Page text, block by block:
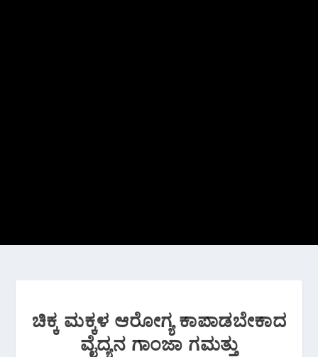
ಚಿಕ್ಕ ಮಕ್ಕಳ ಆರೋಗ್ಯ ಕಾಪಾಡಬೇಕಾದ
ವೈದ್ಯನ ಗಾಂಜಾ ಗಮತ್ತು